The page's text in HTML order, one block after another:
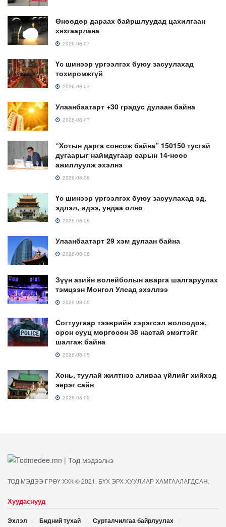
Өнөөдөр дараах байршлуудад цахилгаан
хязгаарлана
2026-08-07
Үс шинээр үргээлгэх буюу засуулахад
тохиромжгүй
2026-08-07
Улаанбаатарт +30 градус дулаан байна
2026-08-07
“Хотын дарга сонсож байна” 150150 тусгай
дугаарыг наймдугаар сарын 14-нөөс
ажиллуулж эхэлнэ
2026-08-06
Үс шинээр үргээлгэх буюу засуулахад эд,
эдлэл, идээ, ундаа олно
2026-08-06
Улаанбаатарт 29 хэм дулаан байна
2026-08-06
Зүүн азийн волейболын аварга шалгаруулах
тэмцээн Монгол Улсад эхэллээ
2026-08-05
Согтуугаар тээврийн хэрэгсэл жолоодож,
орон сууц мөргөсөн 38 настай эмэгтэйг
шалгаж байна
2026-08-05
Хонь, туулай жилтнээ аливаа үйлийг хийхэд
эерэг сайн
2026-08-05
ТОД МЭДЭЭ ГРӨҮ ХХК © 2021. БҮХ ЭРХ ХУУЛИАР ХАМГААЛАГДСАН.
Хуудаснууд
Эхлэл Бидний тухай Сурталчилгаа байрлуулах